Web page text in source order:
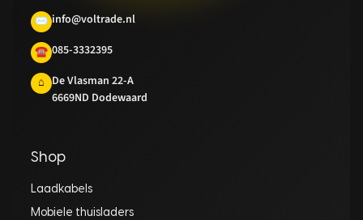
✉ info@voltrade.nl
☎ 085-3332395
⌂
De Vlasman 22-A
6669ND Dodewaard
Shop
Laadkabels
Mobiele thuisladers